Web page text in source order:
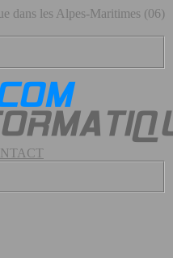
dans les Alpes-Maritimes (06)